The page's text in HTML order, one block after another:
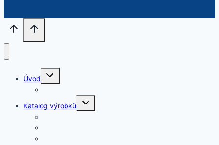
Úvod
Rozbalit
Katalog výrobků
Rozbalit